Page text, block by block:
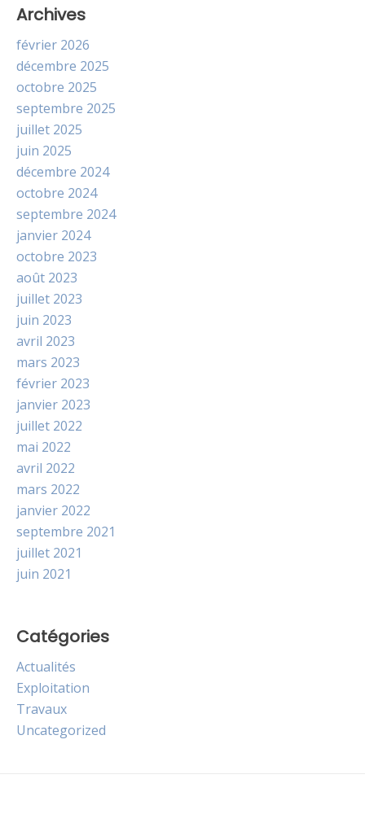
Archives
février 2026
décembre 2025
octobre 2025
septembre 2025
juillet 2025
juin 2025
décembre 2024
octobre 2024
septembre 2024
janvier 2024
octobre 2023
août 2023
juillet 2023
juin 2023
avril 2023
mars 2023
février 2023
janvier 2023
juillet 2022
mai 2022
avril 2022
mars 2022
janvier 2022
septembre 2021
juillet 2021
juin 2021
Catégories
Actualités
Exploitation
Travaux
Uncategorized